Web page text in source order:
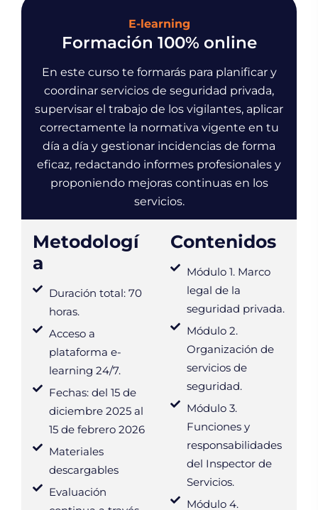
E-learning
Formación 100% online
En este curso te formarás para planificar y
coordinar servicios de seguridad privada,
supervisar el trabajo de los vigilantes, aplicar
correctamente la normativa vigente en tu
día a día y gestionar incidencias de forma
eficaz, redactando informes profesionales y
proponiendo mejoras continuas en los
servicios.
Metodologí
a
Duración total: 70
horas.
Acceso a
plataforma e-
learning 24/7.
Fechas: del 15 de
diciembre 2025 al
15 de febrero 2026
Materiales
descargables
Evaluación
Contenidos
Módulo 1. Marco
legal de la
seguridad privada.
Módulo 2.
Organización de
servicios de
seguridad.
Módulo 3.
Funciones y
responsabilidades
del Inspector de
Servicios.
Módulo 4.